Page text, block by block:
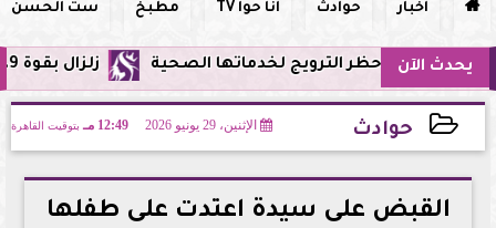
 أخبار حوادث أنا حوا TV مطبخ ست الحسن
يحدث الآن زلزال بقوة 5.9 ريختر يشعر به سكان القاهرة وعدة محافظات.. مركزه شرق البحر المتوسط وحظر الترويج لخدماتها الصحية
حوادث الإثنين، 29 يونيو 2026 12:49 مـ بتوقيت القاهرة
2026-06-29 12:49:11
القبض على سيدة اعتدت على طفلها